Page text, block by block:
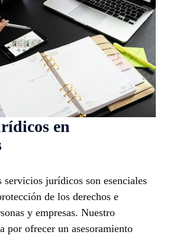
en
servicios jurídicos son esenciales
de los derechos e
y empresas. Nuestro
por ofrecer un asesoramiento